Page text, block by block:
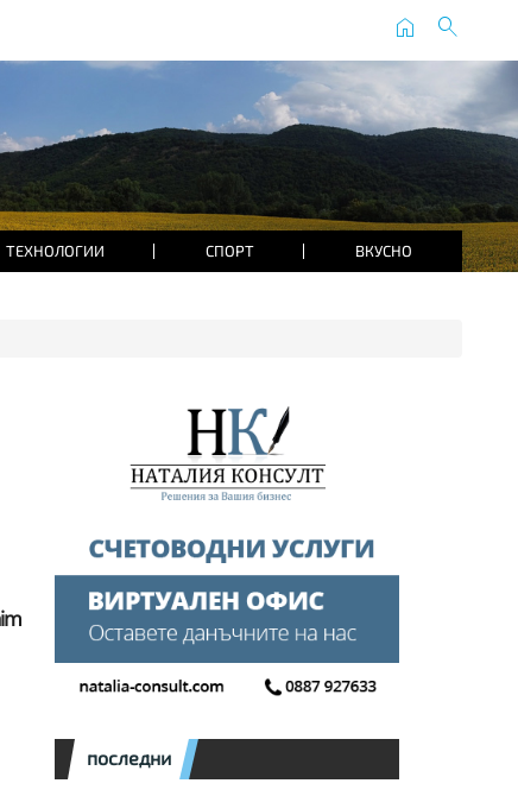
home search
ТЕХНОЛОГИИ СПОРТ ВКУСНО
последни